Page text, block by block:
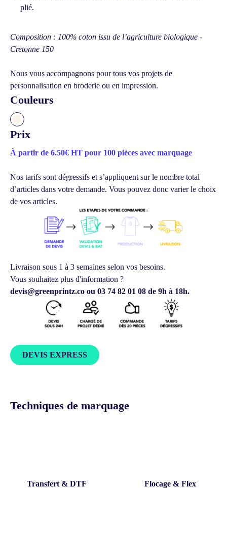
plié.
Composition : 100% coton issu de l’agriculture biologique -
Cretonne 150
Nous vous accompagnons pour tous vos projets de
personnalisation en broderie ou en impression.
Couleurs
Prix
À partir de 6.50€ HT pour 100 pièces avec marquage
Nos tarifs sont dégressifs et s’appliquent sur le nombre total
d’articles dans votre demande. Vous pouvez donc varier le choix
de vos articles.
Livraison sous 1 à 3 semaines selon vos besoins.
Vous souhaitez plus d'information ?
devis@greenprintz.co ou 03 74 82 01 08 de 9h à 18h.
DEVIS EXPRESS
Techniques de marquage
Transfert & DTF Flocage & Flex